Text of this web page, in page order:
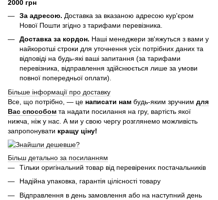
2000 грн
За адресою. Доставка за вказаною адресою кур'єром
Нової Пошти згідно з тарифами перевізника.
Доставка за кордон. Наші менеджери зв'яжуться з вами у
найкоротші строки для уточнення усіх потрібних даних та
відповіді на будь-які ваші запитання (за тарифами
перевізника, відправлення здійснюється лише за умови
повної попередньої оплати).
Більше інформації про доставку
Все, що потрібно, — це написати нам будь-яким зручним для
Вас способом та надати посилання на гру, вартість якої
нижча, ніж у нас. А ми у свою чергу розглянемо можливість
запропонувати кращу ціну!
Більш детально за посиланням
Тільки оригінальний товар від перевірених постачальників
Надійна упаковка, гарантія цілісності товару
Відправлення в день замовлення або на наступний день